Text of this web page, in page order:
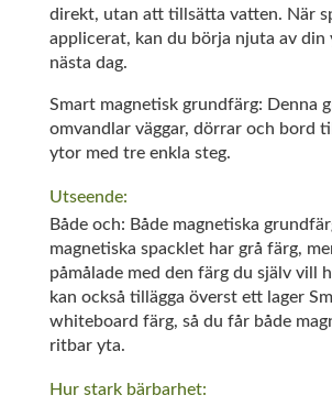
direkt, utan att tillsätta vatten. När
applicerat, kan du börja njuta av din
nästa dag.
Smart magnetisk grundfärg: Denna
omvandlar väggar, dörrar och bord
ytor med tre enkla steg.
Utseende:
Både och: Både magnetiska
magnetiska spacklet har grå färg,
påmålade med den färg du själv vill
kan också tillägga överst ett lager
whiteboard färg, så du får både
ritbar yta.
Hur stark bärbarhet: